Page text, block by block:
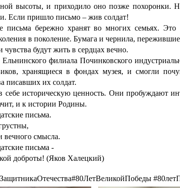
высоты, и приходило оно позже похоронки.
Если пришло письмо – жив солдат!
бережно хранят во многих семьях. Это
в поколение. Бумага и чернила,
будут жить в сердцах вечно.
филиала Починковского
хранящиеся в фондах музея, и смогли
писавших их солдат.
себе историческую ценность. Они пробуждают
и к истории Родины.
письма.
вечного смысла.
письма -
доброты! (Яков Халецкий)